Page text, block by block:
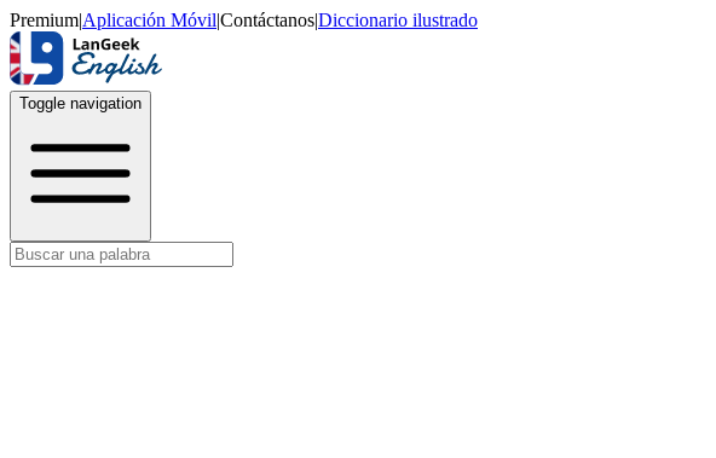
Premium|Aplicación Móvil|Contáctanos|Diccionario ilustrado
Toggle navigation